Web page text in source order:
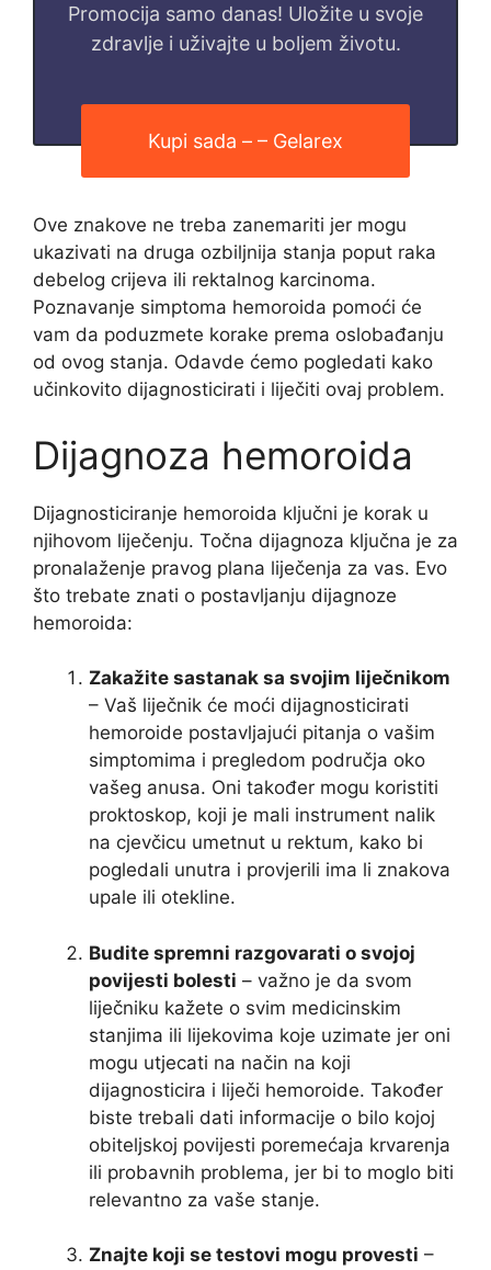
Promocija samo danas! Uložite u svoje
zdravlje i uživajte u boljem životu.
Kupi sada – – Gelarex
Ove znakove ne treba zanemariti jer mogu
ukazivati ​​na druga ozbiljnija stanja poput raka
debelog crijeva ili rektalnog karcinoma.
Poznavanje simptoma hemoroida pomoći će
vam da poduzmete korake prema oslobađanju
od ovog stanja. Odavde ćemo pogledati kako
učinkovito dijagnosticirati i liječiti ovaj problem.
Dijagnoza hemoroida
Dijagnosticiranje hemoroida ključni je korak u
njihovom liječenju. Točna dijagnoza ključna je za
pronalaženje pravog plana liječenja za vas. Evo
što trebate znati o postavljanju dijagnoze
hemoroida:
Zakažite sastanak sa svojim liječnikom
– Vaš liječnik će moći dijagnosticirati
hemoroide postavljajući pitanja o vašim
simptomima i pregledom područja oko
vašeg anusa. Oni također mogu koristiti
proktoskop, koji je mali instrument nalik
na cjevčicu umetnut u rektum, kako bi
pogledali unutra i provjerili ima li znakova
upale ili otekline.
Budite spremni razgovarati o svojoj
povijesti bolesti – važno je da svom
liječniku kažete o svim medicinskim
stanjima ili lijekovima koje uzimate jer oni
mogu utjecati na način na koji
dijagnosticira i liječi hemoroide. Također
biste trebali dati informacije o bilo kojoj
obiteljskoj povijesti poremećaja krvarenja
ili probavnih problema, jer bi to moglo biti
relevantno za vaše stanje.
Znajte koji se testovi mogu provesti –